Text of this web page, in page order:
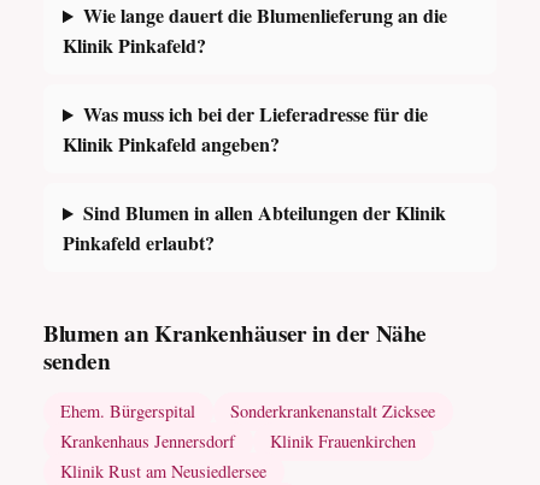
Wie lange dauert die Blumenlieferung an die
Klinik Pinkafeld?
Was muss ich bei der Lieferadresse für die
Klinik Pinkafeld angeben?
Sind Blumen in allen Abteilungen der Klinik
Pinkafeld erlaubt?
Blumen an Krankenhäuser in der Nähe
senden
Ehem. Bürgerspital
Sonderkrankenanstalt Zicksee
Krankenhaus Jennersdorf
Klinik Frauenkirchen
Klinik Rust am Neusiedlersee